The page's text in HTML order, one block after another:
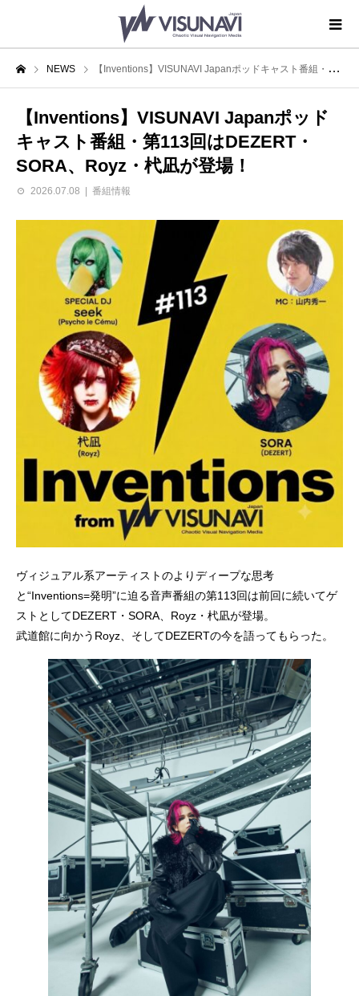
NEWS 【Inventions】VISUNAVI Japanポッドキャスト番組・第113回はDEZERT・SORA、Royz・杙凪が登場！
【Inventions】VISUNAVI Japanポッド
キャスト番組・第113回はDEZERT・
SORA、Royz・杙凪が登場！
2026.07.08 番組情報
ヴィジュアル系アーティストのよりディープな思考
と“Inventions=発明”に迫る音声番組の第113回は前回に続いてゲ
ストとしてDEZERT・SORA、Royz・杙凪が登場。
武道館に向かうRoyz、そしてDEZERTの今を語ってもらった。